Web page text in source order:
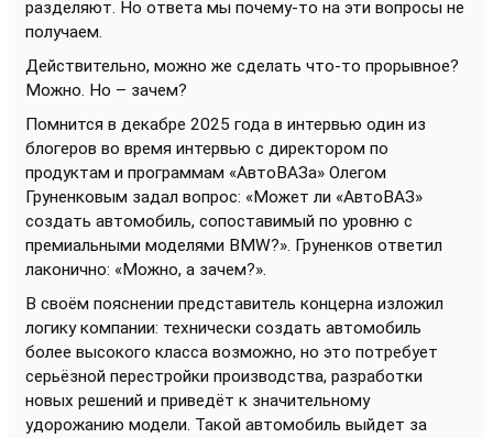
разделяют. Но ответа мы почему-то на эти вопросы не
получаем.
Действительно, можно же сделать что-то прорывное?
Можно. Но – зачем?
Помнится в декабре 2025 года в интервью один из
блогеров во время интервью с директором по
продуктам и программам «АвтоВАЗа» Олегом
Груненковым задал вопрос: «Может ли «АвтоВАЗ»
создать автомобиль, сопоставимый по уровню с
премиальными моделями BMW?». Груненков ответил
лаконично: «Можно, а зачем?».
В своём пояснении представитель концерна изложил
логику компании: технически создать автомобиль
более высокого класса возможно, но это потребует
серьёзной перестройки производства, разработки
новых решений и приведёт к значительному
удорожанию модели. Такой автомобиль выйдет за